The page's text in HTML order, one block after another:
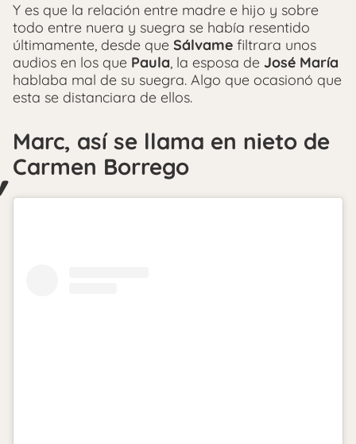
Y es que la relación entre madre e hijo y sobre
todo entre nuera y suegra se había resentido
últimamente, desde que Sálvame filtrara unos
audios en los que Paula, la esposa de José María
hablaba mal de su suegra. Algo que ocasionó que
esta se distanciara de ellos.
Marc, así se llama en nieto de
Carmen Borrego